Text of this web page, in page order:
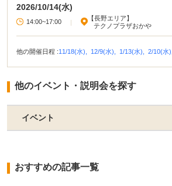
2026/10/14(水)
14:00~17:00 |
【長野エリア】
テクノプラザおかや
他の開催日程 :11/18(水), 12/9(水), 1/13(水), 2/10(水),
他のイベント・説明会を探す
イベント
おすすめの記事一覧